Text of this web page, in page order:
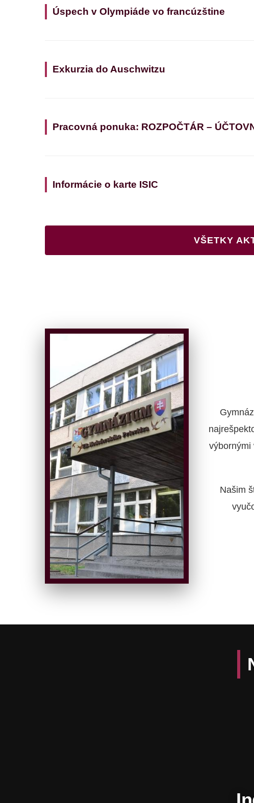
Úspech v Olympiáde vo francúzštine
Exkurzia do Auschwitzu
Pracovná ponuka: ROZPOČTÁR –
Informácie o karte ISIC
VŠETKY
výbornými
Našim